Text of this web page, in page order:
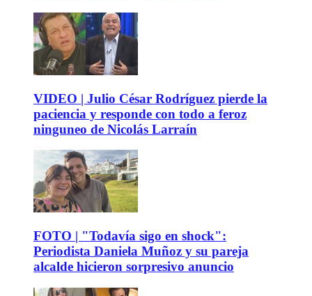
VIDEO | Julio César Rodríguez pierde la
paciencia y responde con todo a feroz
ninguneo de Nicolás Larraín
FOTO | "Todavía sigo en shock":
Periodista Daniela Muñoz y su pareja
alcalde hicieron sorpresivo anuncio